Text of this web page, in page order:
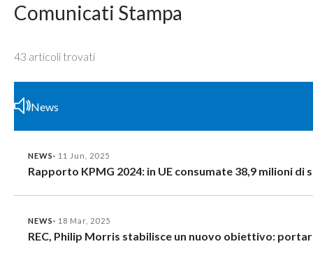
Comunicati Stampa
43 articoli trovati
News
NEWS 11 Jun, 2025
Rapporto KPMG 2024: in UE consumate 38,9 milioni
NEWS 18 Mar, 2025
REC, Philip Morris stabilisce un nuovo obiettivo: